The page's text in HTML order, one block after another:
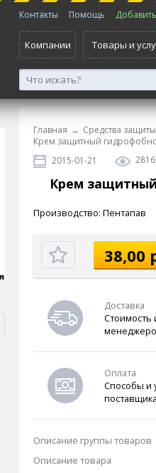
Контакты Помощь
Компании Товары и
Главная → Средства
Крем защитный
2015-01-21
Крем
Производство: Пентапав
38,00
Доставка
Стоимость
Оплата
Способы и
Описание группы товаров
Описание товара